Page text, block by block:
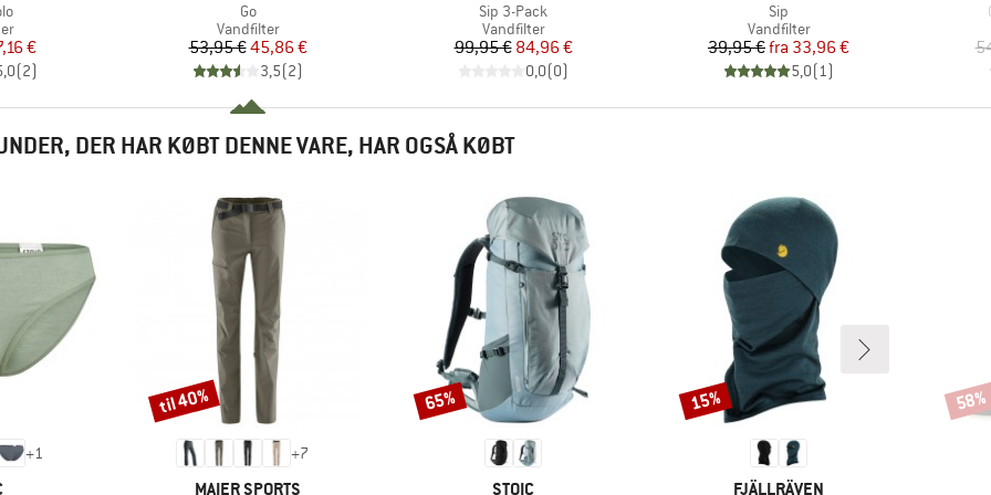
pris
€
(2)
Artikel
Go
Produktgruppe
Vandfilter
Pris
53,95 €Nedsat pris
45,86 €
3,5(2)
Artikel
Sip 3-Pack
Produktgruppe
Vandfilter
Pris
99,95 €Nedsat pris
84,96 €
0,0(0)
Artikel
Sip
Produktgruppe
Vandfilter
Pris
39,95 € Nedsat pris
fra 33,96 €
5,0(1)
DER HAR KØBT DENNE VARE, HAR OGSÅ KØBT
+1 +7
MÆRKE
MAIER SPORTS
Rabat
til 40%
MÆRKE
STOIC
Rabat
65%
MÆRKE
FJÄLLRÄVEN
Rabat
15% Rabat
58%